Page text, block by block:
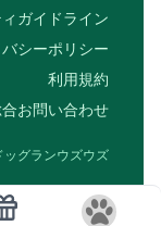
ガイドライン
シーポリシー
利用規約
お問い合わせ
グランウズウズ